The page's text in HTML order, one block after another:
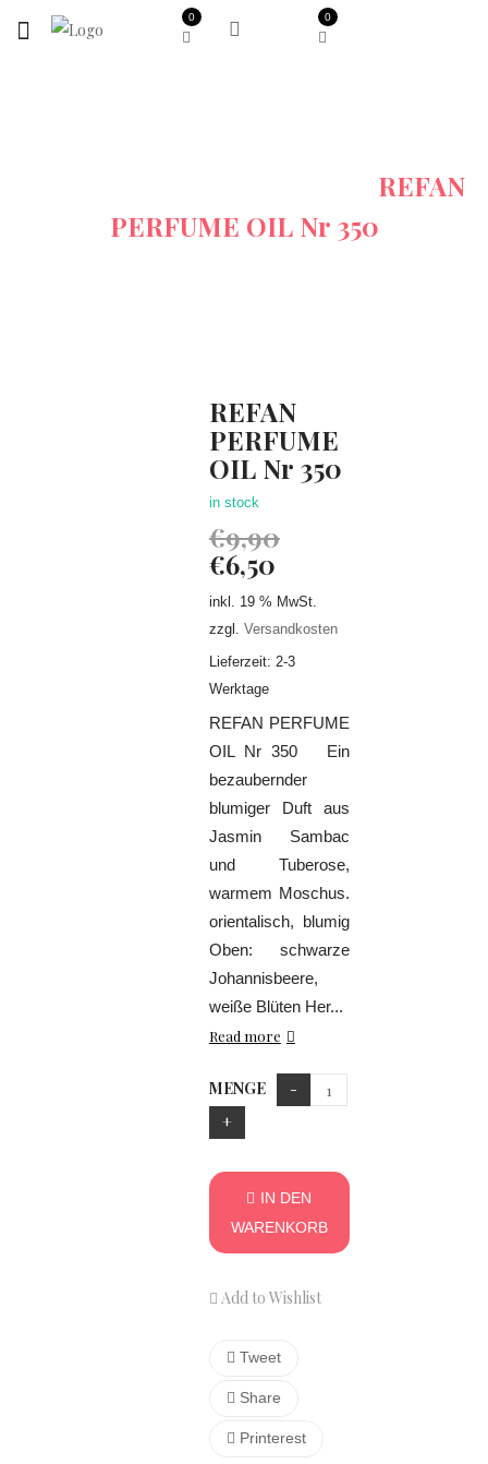
0 0
REFAN
PERFUME OIL Nr 350
REFAN
PERFUME
OIL Nr 350
in stock
€9,90
€6,50
inkl. 19 % MwSt.
zzgl. Versandkosten
Lieferzeit: 2-3
Werktage
REFAN PERFUME
OIL Nr 350 Ein
bezaubernder
blumiger Duft aus
Jasmin Sambac
und Tuberose,
warmem Moschus.
orientalisch, blumig
Oben: schwarze
Johannisbeere,
weiße Blüten Her...
Read more
MENGE
IN DEN
WARENKORB
Add to Wishlist
Tweet
Share
Printerest